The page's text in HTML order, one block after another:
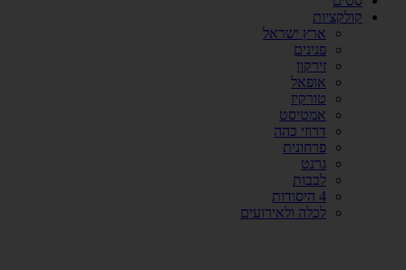
קולקציות
ארץ ישראל
פנינים
זירקון
אופאל
טורקיז
אמטיסט
דרוזי כהה
פרחונית
גרנט
לבבות
4 היסודות
לכלה ולאירועים